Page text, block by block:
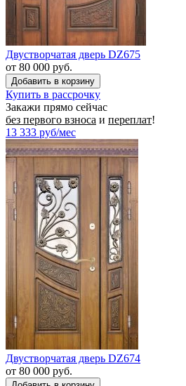
Двустворчатая дверь DZ675
от 80 000 руб.
Купить в рассрочку
Закажи прямо сейчас
без первого взноса и переплат!
13 333 руб/мес
Двустворчатая дверь DZ674
от 80 000 руб.